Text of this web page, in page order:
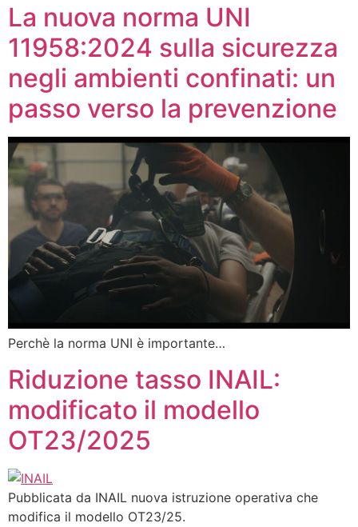
La nuova norma UNI
11958:2024 sulla sicurezza
negli ambienti confinati: un
passo verso la prevenzione
Perchè la norma UNI è importante…
Riduzione tasso INAIL:
modificato il modello
OT23/2025​
Pubblicata da INAIL nuova istruzione operativa che
modifica il modello OT23/25.